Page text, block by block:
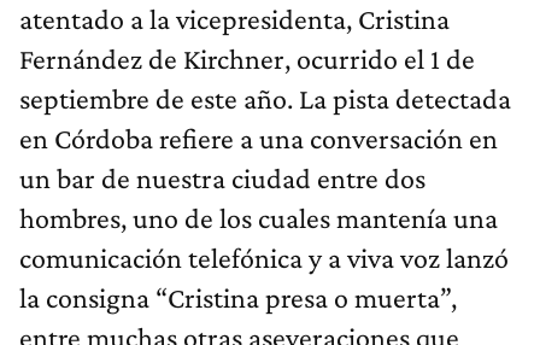
atentado a la vicepresidenta, Cristina
Fernández de Kirchner, ocurrido el 1 de
septiembre de este año. La pista detectada
en Córdoba refiere a una conversación en
un bar de nuestra ciudad entre dos
hombres, uno de los cuales mantenía una
comunicación telefónica y a viva voz lanzó
la consigna “Cristina presa o muerta”,
entre muchas otras aseveraciones que